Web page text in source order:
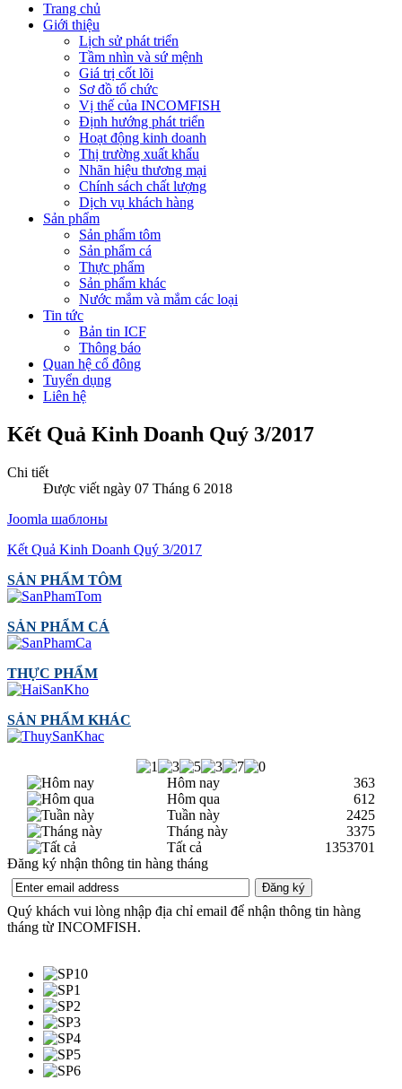
Trang chủ
Giới thiệu
Lịch sử phát triển
Tầm nhìn và sứ mệnh
Giá trị cốt lõi
Sơ đồ tổ chức
Vị thế của INCOMFISH
Định hướng phát triển
Hoạt động kinh doanh
Thị trường xuất khẩu
Nhãn hiệu thương mại
Chính sách chất lượng
Dịch vụ khách hàng
Sản phẩm
Sản phẩm tôm
Sản phẩm cá
Thực phẩm
Sản phẩm khác
Nước mắm và mắm các loại
Tin tức
Bản tin ICF
Thông báo
Quan hệ cổ đông
Tuyển dụng
Liên hệ
Kết Quả Kinh Doanh Quý 3/2017
Chi tiết
Được viết ngày 07 Tháng 6 2018
Joomla шаблоны
Kết Quả Kinh Doanh Quý 3/2017
SẢN PHẨM TÔM
SẢN PHẨM CÁ
THỰC PHẨM
SẢN PHẨM KHÁC
Hôm nay
363
Hôm qua
612
Tuần này
2425
Tháng này
3375
Tất cả
1353701
Đăng ký nhận thông tin hàng tháng
Quý khách vui lòng nhập địa chỉ email để nhận thông tin hàng
tháng từ INCOMFISH.